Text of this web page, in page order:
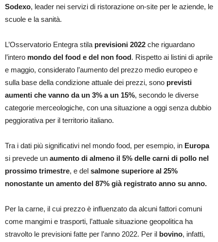
Sodexo, leader nei servizi di ristorazione on-site per le aziende, le
scuole e la sanità.
L’Osservatorio Entegra stila previsioni 2022 che riguardano
l’intero mondo del food e del non food. Rispetto ai listini di aprile
e maggio, considerato l’aumento del prezzo medio europeo e
sulla base della condizione attuale dei prezzi, sono previsti
aumenti che vanno da un 3% a un 15%, secondo le diverse
categorie merceologiche, con una situazione a oggi senza dubbio
peggiorativa per il territorio italiano.
Tra i dati più significativi nel mondo food, per esempio, in Europa
si prevede un aumento di almeno il 5% delle carni di pollo nel
prossimo trimestre, e del salmone superiore al 25%
nonostante un amento del 87% già registrato anno su anno.
Per la carne, il cui prezzo è influenzato da alcuni fattori comuni
come mangimi e trasporti, l’attuale situazione geopolitica ha
stravolto le previsioni fatte per l’anno 2022. Per il bovino, infatti,